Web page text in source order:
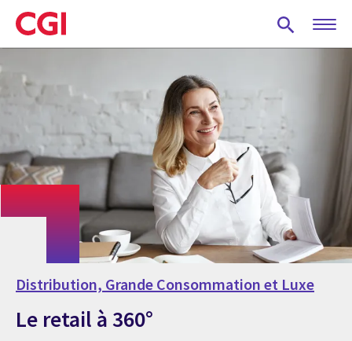
Skip
to
main
Distribution, Grande Consommation et Luxe
Le retail à 360°